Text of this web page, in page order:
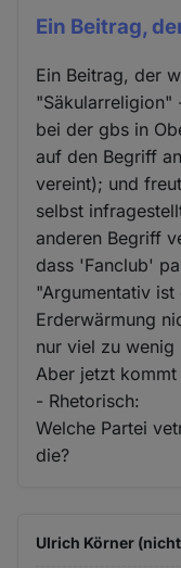
Ein Beitrag,
Ein Beitrag, der
"Säkularreligion"
bei der gbs in
auf den Begriff
vereint); und
selbst
anderen Begriff
dass 'Fanclub'
"Argumentativ
Erderwärmung
nur viel zu
Aber jetzt kommt
- Rhetorisch:
Welche Partei
die?
Ulrich Körner